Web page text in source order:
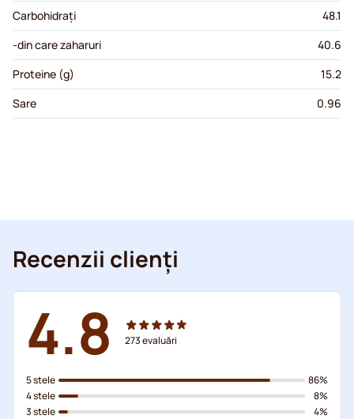
Carbohidrați
48.1
-din care zaharuri
40.6
Proteine (g)
15.2
Sare
0.96
Recenzii clienți
4.8 273evaluări
5 stele
4 stele
3 stele
86%
8%
4%